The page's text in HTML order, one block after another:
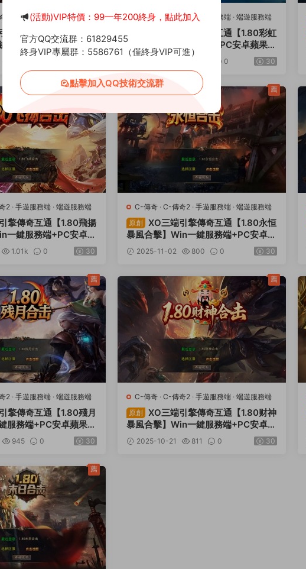
2 手遊服務端·端遊服務端
擎傳奇互通【1.80七雄
服務端+PC安卓蘋果三
頻架設教程
C-傳奇 · C-傳奇2·手遊服務端 · 端遊服務端
XO三端引擎傳奇互通【1.80彩虹
合擊】Win一鍵服務端+PC安卓蘋果三
端+加密工具+視頻架設教程
0 30
2 · 手遊服務端 · 端遊服務端
擎傳奇互通【1.80飛揚
一鍵服務端+PC安卓蘋
具+視頻架設教程
1.01k 0 30
薦
C-傳奇 · C-傳奇2 · 手遊服務端 · 端遊服務端
原創
XO三端引擎傳奇互通【1.80永恒
暴風合擊】Win一鍵服務端+PC安卓蘋
果三端+加密工具+視頻架設教程
2025-11-02 800 0 30
薦
2 · 手遊服務端 · 端遊服務端
擎傳奇互通【1.80殘月
服務端+PC安卓蘋果三
頻架設教程
945 0 30
薦
C-傳奇 · C-傳奇2 · 手遊服務端 · 端遊服務端
原創
XO三端引擎傳奇互通【1.80财神
暴風合擊】Win一鍵服務端+PC安卓蘋
果三端+加密工具+視頻架設教程
2025-10-21 811 0 30
薦
薦
(活動)VIP特價：99一年200終身，點此加入
官方QQ交流群：61829455
終身VIP專屬群：5586761（僅終身VIP可進）
點擊加入QQ技術交流群